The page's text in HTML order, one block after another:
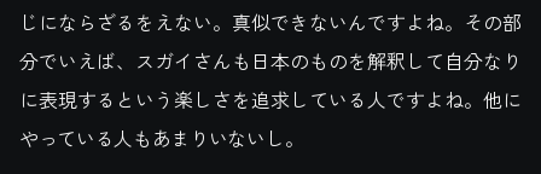
じにならざるをえない。真似できないんですよね。その部
分でいえば、スガイさんも日本のものを解釈して自分なり
に表現するという楽しさを追求している人ですよね。他に
やっている人もあまりいないし。